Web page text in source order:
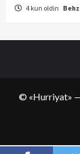
4 kun oldin
© «Hurriyat»